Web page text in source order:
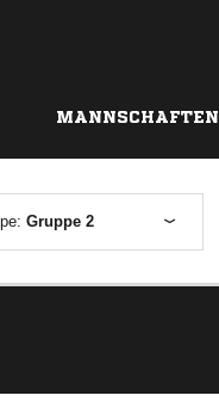
MANNSCHAFTEN
Gruppe 2